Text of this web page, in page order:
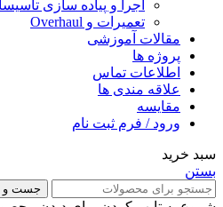
اجرا و پیاده سازی
تعمیرات و Overhaul
مقالات آموزشی
پروژه ها
اطلاعات تماس
علاقه مندی ها
مقایسه
ورود / فرم ثبت نام
سبد خرید
بستن
جست و